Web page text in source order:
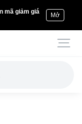
mã giảm giá
Mở